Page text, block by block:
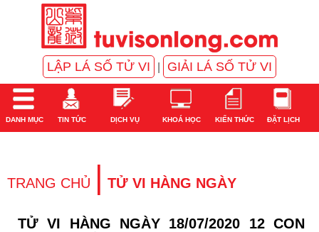
LẬP LÁ SỐ TỬ VI GIẢI LÁ SỐ TỬ VI
DANH MỤC TIN TỨC DỊCH VỤ KHOÁ HỌC KIẾN THỨC ĐẶT LỊCH
TRANG CHỦ | TỬ VI HÀNG NGÀY
TỬ VI HÀNG NGÀY 18/07/2020 12 CON